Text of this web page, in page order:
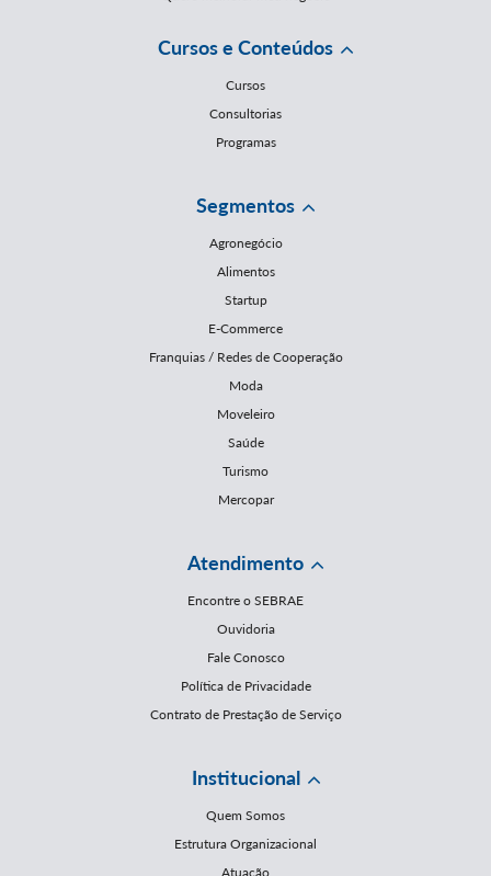
Cursos e Conteúdos
Cursos
Consultorias
Programas
Segmentos
Agronegócio
Alimentos
Startup
E-Commerce
Franquias / Redes de Cooperação
Moda
Moveleiro
Saúde
Turismo
Mercopar
Atendimento
Encontre o SEBRAE
Ouvidoria
Fale Conosco
Política de Privacidade
Contrato de Prestação de Serviço
Institucional
Quem Somos
Estrutura Organizacional
Atuação